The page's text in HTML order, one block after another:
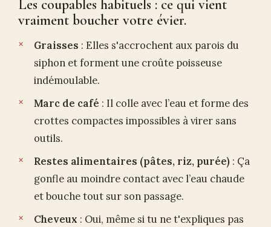
Les coupables habituels : ce qui vient
vraiment boucher votre évier.
Graisses : Elles s'accrochent aux parois du
siphon et forment une croûte poisseuse
indémoulable.
Marc de café : Il colle avec l’eau et forme des
crottes compactes impossibles à virer sans
outils.
Restes alimentaires (pâtes, riz, purée) : Ça
gonfle au moindre contact avec l’eau chaude
et bouche tout sur son passage.
Cheveux : Oui, même si tu ne t'expliques pas